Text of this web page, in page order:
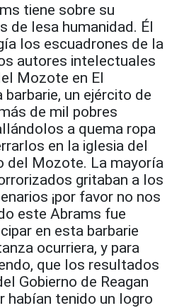
tiene sobre su
de lesa humanidad. Él
los escuadrones de la
autores intelectuales
Mozote en El
un ejército de
de mil pobres
a quema ropa
en la iglesia del
del Mozote. La mayoría
gritaban a los
¡por favor no nos
este Abrams fue
en esta barbarie
ocurriera, y para
que los resultados
Gobierno de Reagan
habían tenido un logro